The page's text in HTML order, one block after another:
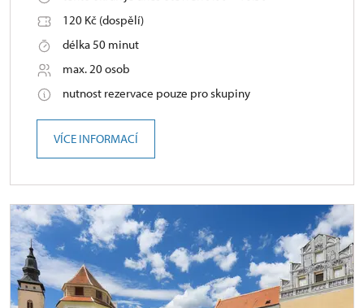
120 Kč (dospělí)
délka 50 minut
max. 20 osob
nutnost rezervace pouze pro skupiny
VÍCE INFORMACÍ